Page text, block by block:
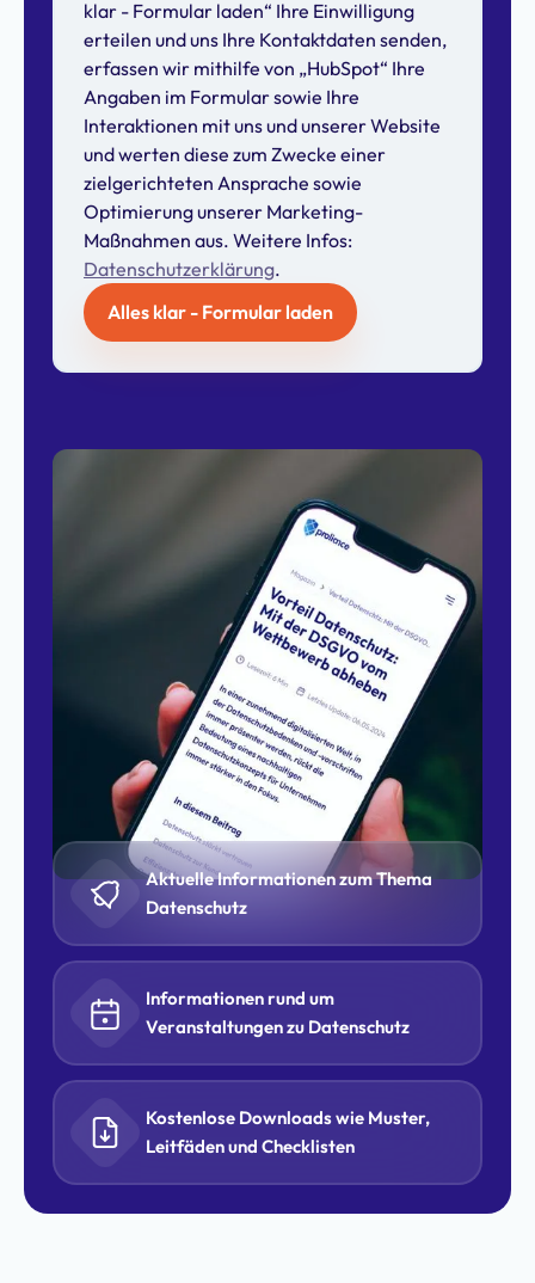
klar - Formular laden“ Ihre Einwilligung
erteilen und uns Ihre Kontaktdaten senden,
erfassen wir mithilfe von „HubSpot“ Ihre
Angaben im Formular sowie Ihre
Interaktionen mit uns und unserer Website
und werten diese zum Zwecke einer
zielgerichteten Ansprache sowie
Optimierung unserer Marketing-
Maßnahmen aus. Weitere Infos:
Datenschutzerklärung.
Alles klar - Formular laden
Aktuelle Informationen zum Thema
Datenschutz
Informationen rund um
Veranstaltungen zu Datenschutz
Kostenlose Downloads wie Muster,
Leitfäden und Checklisten